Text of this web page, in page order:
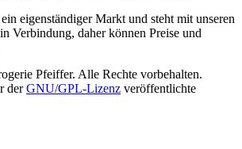
eigenständiger Markt und steht mit unseren
Verbindung, daher können Preise und
Pfeiffer. Alle Rechte vorbehalten.
derGNU/GPL-Lizenz veröffentlichte